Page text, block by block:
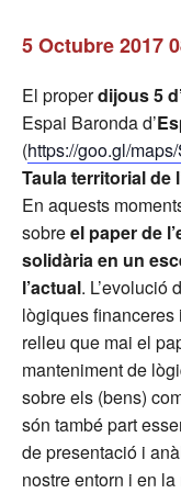
5 Octubre 2017
El properdijous 5
Espai Baronda d’
(https://goo.gl/
Taula territorial de
En aquests
sobreel paper de
solidària en un
l’actual. L’evolució
lògiques
relleu que mai el
manteniment de
sobre els (bens)
són també part
de presentació i
nostre entorn i en